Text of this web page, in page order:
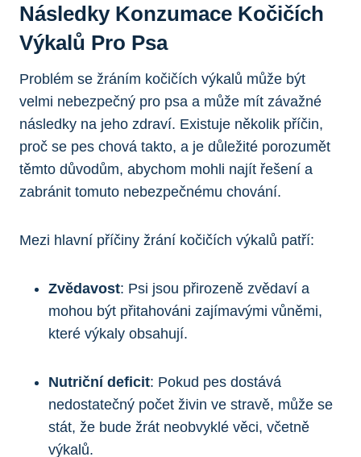
Následky Konzumace Kočičích
Výkalů Pro Psa
Problém se žráním kočičích výkalů může být
velmi nebezpečný pro psa a může mít závažné
následky na jeho zdraví. Existuje několik příčin,
proč se pes chová takto, a je důležité porozumět
těmto důvodům, abychom mohli najít řešení a
zabránit tomuto nebezpečnému chování.
Mezi hlavní příčiny žrání kočičích výkalů patří:
Zvědavost: Psi jsou přirozeně zvědaví a
mohou být přitahováni zajímavými vůněmi,
které výkaly obsahují.
Nutriční deficit: Pokud pes dostává
nedostatečný počet živin ve stravě, může se
stát, že bude žrát neobvyklé věci, včetně
výkalů.